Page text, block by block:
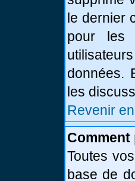
le dernier
pour les
données.
les
Revenir
Toutes
base de